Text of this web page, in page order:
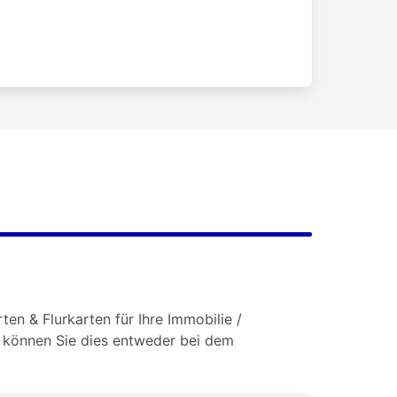
& Flurkarten für Ihre Immobilie /
Sie dies entweder bei dem